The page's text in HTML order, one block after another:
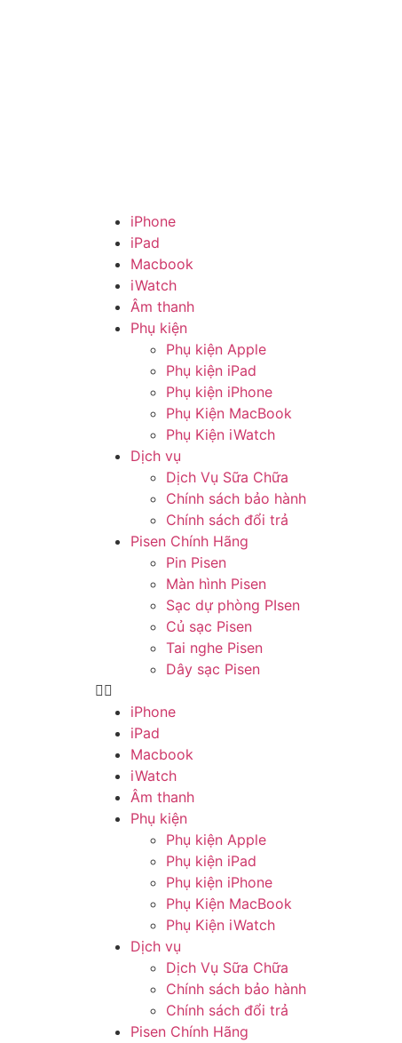
iPhone
iPad
Macbook
iWatch
Âm thanh
Phụ kiện
Phụ kiện Apple
Phụ kiện iPad
Phụ kiện iPhone
Phụ Kiện MacBook
Phụ Kiện iWatch
Dịch vụ
Dịch Vụ Sữa Chữa
Chính sách bảo hành
Chính sách đổi trả
Pisen Chính Hãng
Pin Pisen
Màn hình Pisen
Sạc dự phòng PIsen
Củ sạc Pisen
Tai nghe Pisen
Dây sạc Pisen
iPhone
iPad
Macbook
iWatch
Âm thanh
Phụ kiện
Phụ kiện Apple
Phụ kiện iPad
Phụ kiện iPhone
Phụ Kiện MacBook
Phụ Kiện iWatch
Dịch vụ
Dịch Vụ Sữa Chữa
Chính sách bảo hành
Chính sách đổi trả
Pisen Chính Hãng